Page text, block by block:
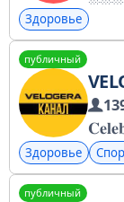
Здоровье
публичный
Здоровье
публичный